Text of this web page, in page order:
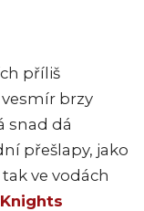
příliš
brzy
snad dá
přešlapy, jako
ve vodách